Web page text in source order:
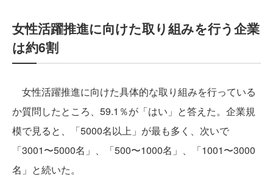
女性活躍推進に向けた取り組みを行う企業
は約6割
女性活躍推進に向けた具体的な取り組みを行っている
か質問したところ、59.1％が「はい」と答えた。企業規
模で見ると、「5000名以上」が最も多く、次いで
「3001〜5000名」、「500〜1000名」、「1001〜3000
名」と続いた。